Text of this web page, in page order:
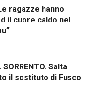
ragazze hanno
il cuore caldo nel
SORRENTO. Salta
il sostituto di Fusco